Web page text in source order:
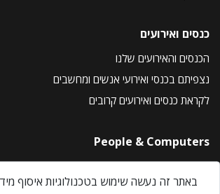
כנסים ואירועים
הכנסים והאירועים שלנו
נצפיתם בכנסי ואירועי אנשים ומחשבים
לקראת כנסים ואירועים קרובים
People & Computers
About Us
Privacy Policy
באתר זה נעשה שימוש בטכנולוגיות איסוף